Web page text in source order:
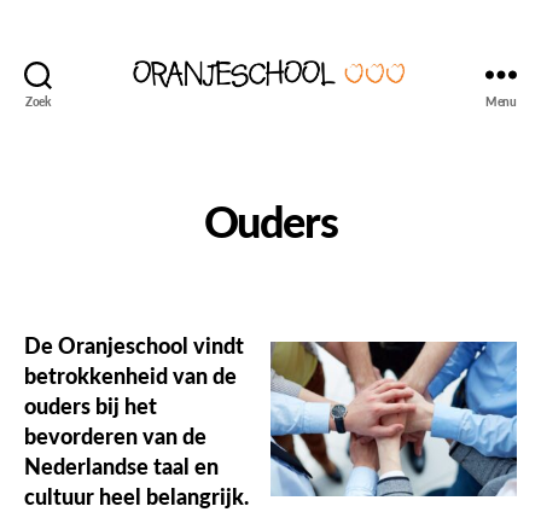
Zoek
and
Culture
Menu
Ouders
De Oranjeschool vindt
betrokkenheid van de
ouders bij het
bevorderen van de
Nederlandse taal en
cultuur heel belangrijk.